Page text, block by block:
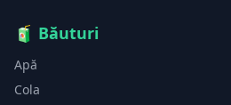
🧃 Băuturi
Apă
Cola